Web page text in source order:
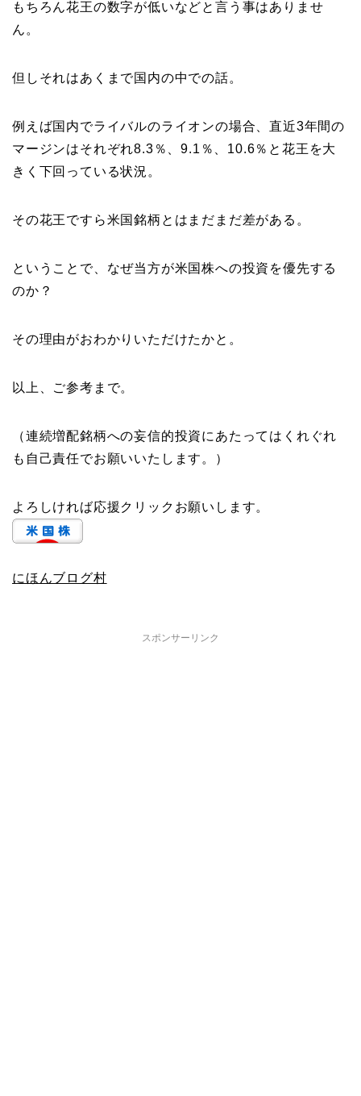
もちろん花王の数字が低いなどと言う事はありませ
ん。
但しそれはあくまで国内の中での話。
例えば国内でライバルのライオンの場合、直近3年間の
マージンはそれぞれ8.3％、9.1％、10.6％と花王を大
きく下回っている状況。
その花王ですら米国銘柄とはまだまだ差がある。
ということで、なぜ当方が米国株への投資を優先する
のか？
その理由がおわかりいただけたかと。
以上、ご参考まで。
（連続増配銘柄への妄信的投資にあたってはくれぐれ
も自己責任でお願いいたします。）
よろしければ応援クリックお願いします。
にほんブログ村
スポンサーリンク